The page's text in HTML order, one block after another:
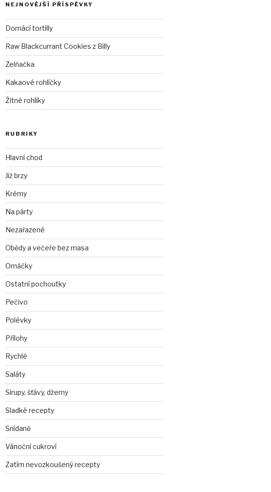
NEJNOVĚJŠÍ PŘÍSPĚVKY
Domácí tortilly
Raw Blackcurrant Cookies z Billy
Zelňačka
Kakaové rohlíčky
Žitné rohlíky
RUBRIKY
Hlavní chod
Již brzy
Krémy
Na párty
Nezařazené
Obědy a večeře bez masa
Omáčky
Ostatní pochoutky
Pečivo
Polévky
Přílohy
Rychlé
Saláty
Sirupy, šťávy, džemy
Sladké recepty
Snídaně
Vánoční cukroví
Zatím nevozkoušený recepty